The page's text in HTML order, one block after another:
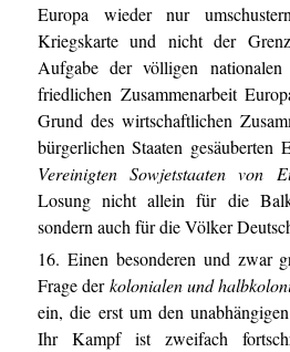
Europa wieder nur
Kriegskarte und nicht der
Aufgabe der völligen nationalen
friedlichen Zusammenarbeit
Grund des wirtschaftlichen
bürgerlichen Staaten
Vereinigten Sowjetstaaten von
Losung nicht allein für die
sondern auch für die Völker
16. Einen besonderen und zwar
Frage derkolonialen und
ein, die erst um den
Ihr Kampf ist zweifach